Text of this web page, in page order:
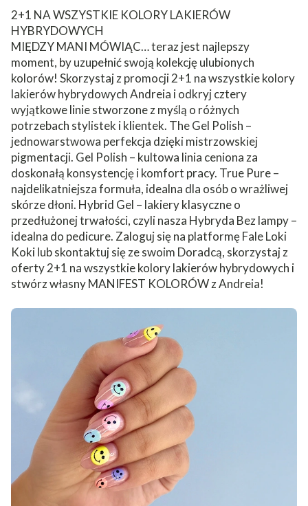
2+1 NA WSZYSTKIE KOLORY LAKIERÓW
HYBRYDOWYCH
MIĘDZY MANI MÓWIĄC… teraz jest najlepszy
moment, by uzupełnić swoją kolekcję ulubionych
kolorów! Skorzystaj z promocji 2+1 na wszystkie kolory
lakierów hybrydowych Andreia i odkryj cztery
wyjątkowe linie stworzone z myślą o różnych
potrzebach stylistek i klientek. The Gel Polish –
jednowarstwowa perfekcja dzięki mistrzowskiej
pigmentacji. Gel Polish – kultowa linia ceniona za
doskonałą konsystencję i komfort pracy. True Pure –
najdelikatniejsza formuła, idealna dla osób o wrażliwej
skórze dłoni. Hybrid Gel – lakiery klasyczne o
przedłużonej trwałości, czyli nasza Hybryda Bez lampy –
idealna do pedicure. Zaloguj się na platformę Fale Loki
Koki lub skontaktuj się ze swoim Doradcą, skorzystaj z
oferty 2+1 na wszystkie kolory lakierów hybrydowych i
stwórz własny MANIFEST KOLORÓW z Andreia!